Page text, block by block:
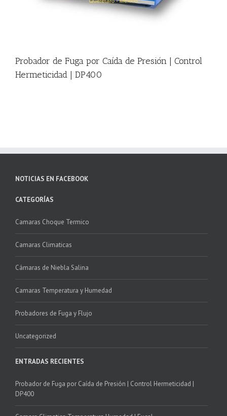
Probador de Fuga por Caída de Presión | Control
Hermeticidad | DP400
NOTICIAS EN FACEBOOK
CATEGORÍAS
Camaras Choque Termico
Camaras Climaticas
Cámaras de Niebla Salina
Camaras Temperatura y Humedad
Probadores de Fuga y Flujo
Uncategorized
ENTRADAS RECIENTES
Probador de Fuga por Caída de Presión | Control Hermeticidad |
DP400